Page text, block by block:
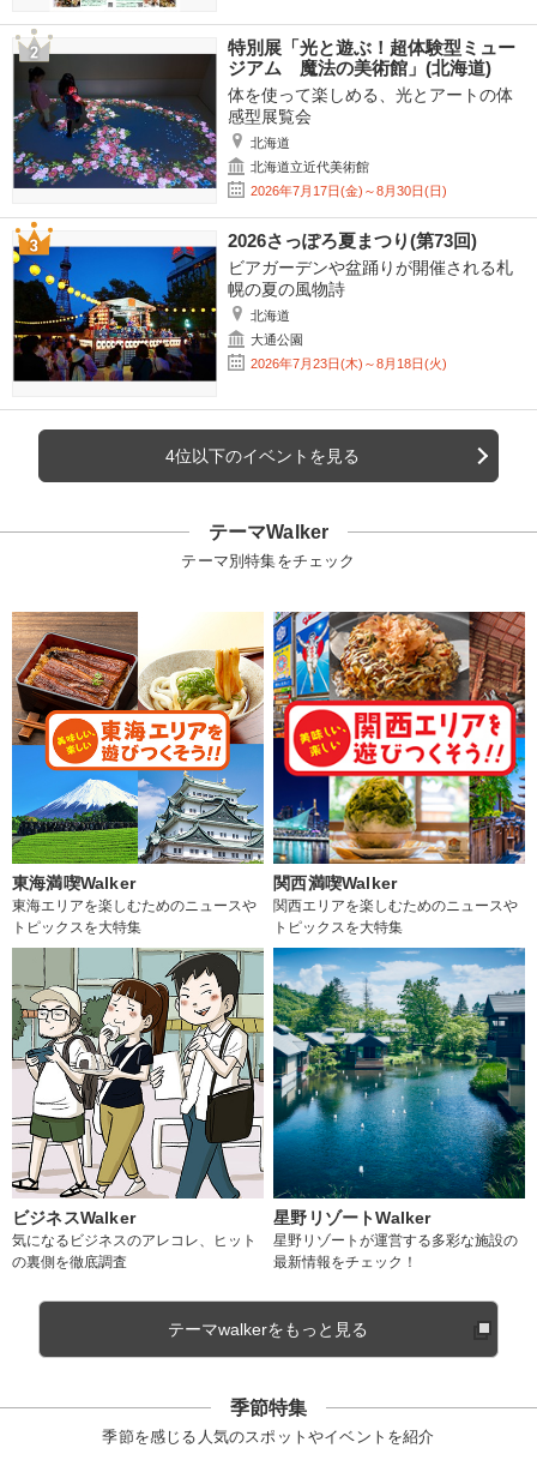
特別展「光と遊ぶ！超体験型ミュー
ジアム 魔法の美術館」(北海道)
体を使って楽しめる、光とアートの体
感型展覧会
北海道
北海道立近代美術館
2026年7月17日(金)～8月30日(日)
2026さっぽろ夏まつり(第73回)
ビアガーデンや盆踊りが開催される札
幌の夏の風物詩
北海道
大通公園
2026年7月23日(木)～8月18日(火)
4位以下のイベントを見る
テーマWalker
テーマ別特集をチェック
東海満喫Walker
東海エリアを楽しむためのニュースや
トピックスを大特集
関西満喫Walker
関西エリアを楽しむためのニュースや
トピックスを大特集
ビジネスWalker
気になるビジネスのアレコレ、ヒット
の裏側を徹底調査
星野リゾートWalker
星野リゾートが運営する多彩な施設の
最新情報をチェック！
テーマwalkerをもっと見る
季節特集
季節を感じる人気のスポットやイベントを紹介